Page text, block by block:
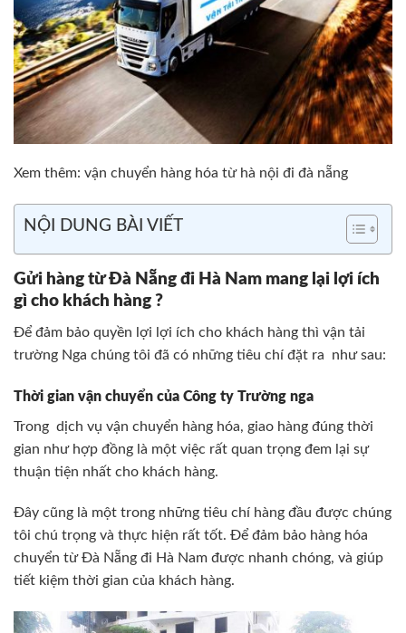
Xem thêm: vận chuyển hàng hóa từ hà nội đi đà nẵng
NỘI DUNG BÀI VIẾT
Gửi hàng từ Đà Nẵng đi Hà Nam mang lại lợi ích
gì cho khách hàng ?
Để đảm bảo quyền lợi lợi ích cho khách hàng thì vận tải
trường Nga chúng tôi đã có những tiêu chí đặt ra như sau:
Thời gian vận chuyển của Công ty Trường nga
Trong dịch vụ vận chuyển hàng hóa, giao hàng đúng thời
gian như hợp đồng là một việc rất quan trọng đem lại sự
thuận tiện nhất cho khách hàng.
Đây cũng là một trong những tiêu chí hàng đầu được chúng
tôi chú trọng và thực hiện rất tốt. Để đảm bảo hàng hóa
chuyển từ Đà Nẵng đi Hà Nam được nhanh chóng, và giúp
tiết kiệm thời gian của khách hàng.